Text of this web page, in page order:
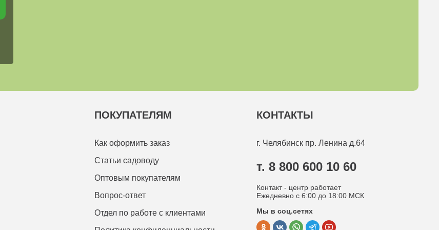
ПОКУПАТЕЛЯМ
Как оформить заказ
Статьи садоводу
Оптовым покупателям
Вопрос-ответ
Отдел по работе с клиентами
КОНТАКТЫ
г. Челябинск пр. Ленина д.64
т. 8 800 600 10 60
Контакт - центр работает
Ежедневно с 6:00 до 18:00 МСК
Мы в соц.сетях